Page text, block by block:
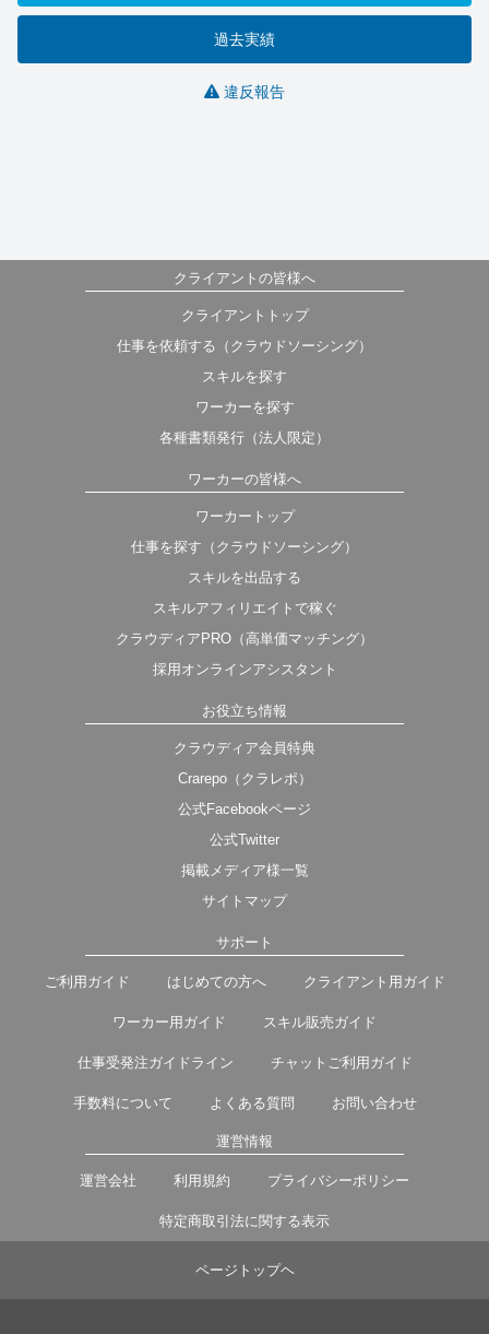
過去実績
違反報告
クライアントの皆様へ
クライアントトップ
仕事を依頼する（クラウドソーシング）
スキルを探す
ワーカーを探す
各種書類発行（法人限定）
ワーカーの皆様へ
ワーカートップ
仕事を探す（クラウドソーシング）
スキルを出品する
スキルアフィリエイトで稼ぐ
クラウディアPRO（高単価マッチング）
採用オンラインアシスタント
お役立ち情報
クラウディア会員特典
Crarepo（クラレポ）
公式Facebookページ
公式Twitter
掲載メディア様一覧
サイトマップ
サポート
ご利用ガイド はじめての方へ クライアント用ガイド
ワーカー用ガイド スキル販売ガイド
仕事受発注ガイドライン チャットご利用ガイド
手数料について よくある質問 お問い合わせ
運営情報
運営会社 利用規約 プライバシーポリシー
特定商取引法に関する表示
ページトップヘ